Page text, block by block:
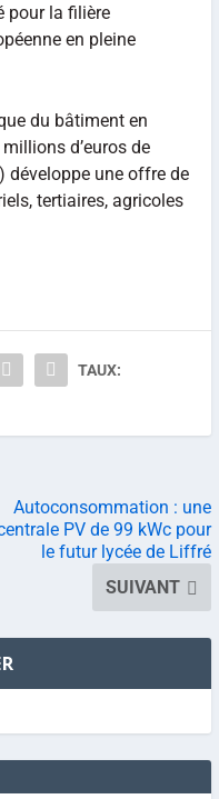
pour la filière
en pleine
du bâtiment en
d’euros de
développe une offre de
tertiaires, agricoles
TAUX:
Autoconsommation : une
PV de 99 kWc pour
le futur lycée de Liffré
SUIVANT